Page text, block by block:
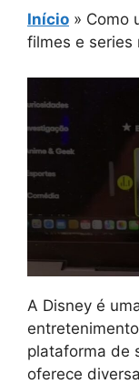
Início » Como
filmes e series
A Disney é
plataforma de
oferece